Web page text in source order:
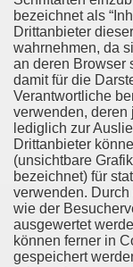
bezeichnet als
Drittanbieter
wahrnehmen, da
an deren Browser
damit für die
Verantwortliche
verwenden, deren
lediglich zur
Drittanbieter
(unsichtbare
bezeichnet) für
verwenden.
wie der
ausgewertet
können ferner in
gespeichert